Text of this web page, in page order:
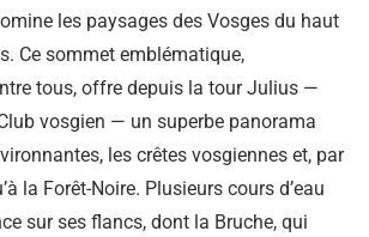
les paysages des Vosges du haut
Ce sommet emblématique,
tous, offre depuis la tour Julius —
vosgien — un superbe panorama
les crêtes vosgiennes et, par
la Forêt-Noire. Plusieurs cours d’eau
sur ses flancs, dont la Bruche, qui